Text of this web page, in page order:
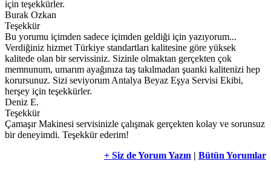
için teşekkürler.
Burak Ozkan
Teşekkür
Bu yorumu içimden sadece içimden geldiği için yazıyorum...
Verdiğiniz hizmet Türkiye standartları kalitesine göre yüksek
kalitede olan bir servissiniz. Sizinle olmaktan gerçekten çok
memnunum, umarım ayağınıza taş takılmadan şuanki kalitenizi hep
korursunuz. Sizi seviyorum Antalya Beyaz Eşya Servisi Ekibi,
herşey için teşekkürler.
Deniz E.
Teşekkür
Çamaşır Makinesi servisinizle çalışmak gerçekten kolay ve sorunsuz
bir deneyimdi. Teşekkür ederim!
+ Siz de Yorum Yazın | Bütün Yorumlar